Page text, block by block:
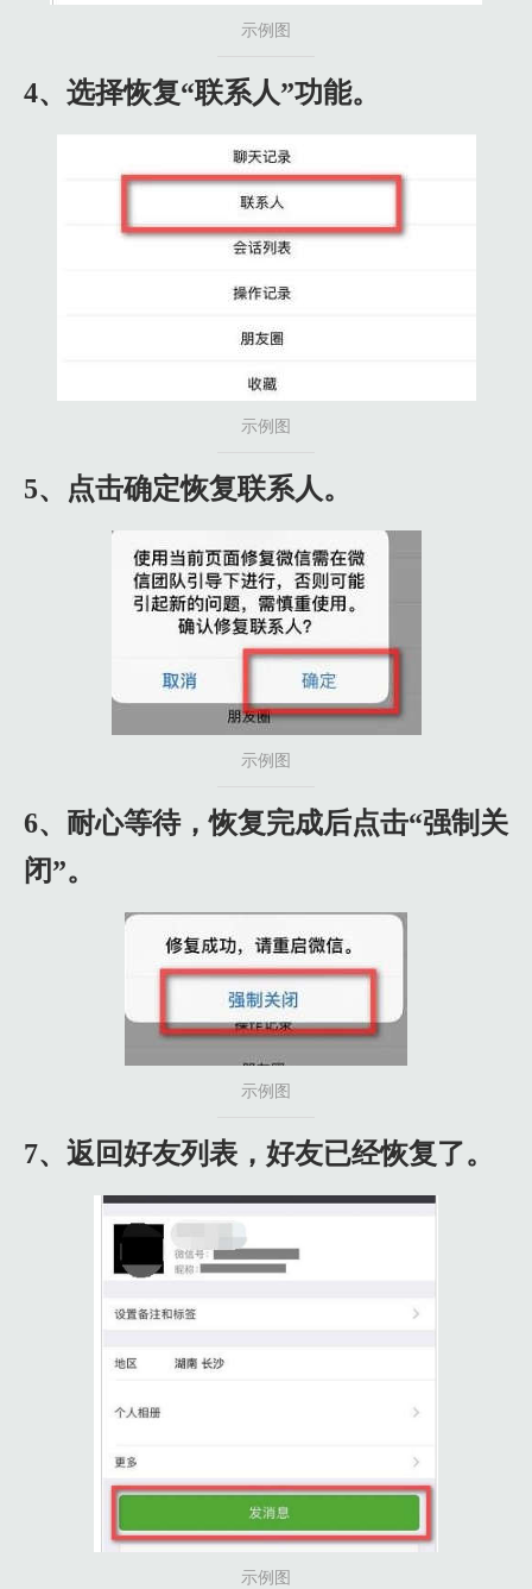
示例图
4、选择恢复“联系人”功能。
示例图
5、点击确定恢复联系人。
示例图
6、耐心等待，恢复完成后点击“强制关
闭”。
示例图
7、返回好友列表，好友已经恢复了。
示例图